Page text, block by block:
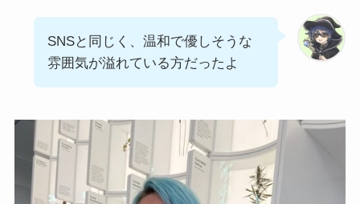
SNSと同じく、温和で優しそうな
雰囲気が溢れている方だったよ